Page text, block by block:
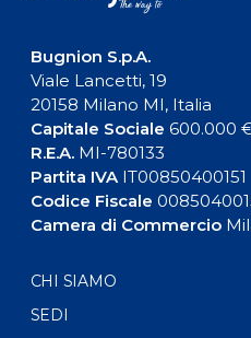
Bugnion S.p.A.
Viale Lancetti, 19
20158 Milano MI, Italia
Capitale Sociale 600.000 €
R.E.A.MI-780133
Partita IVAIT00850400151
Codice Fiscale
Camera di Commercio
CHI SIAMO
SEDI